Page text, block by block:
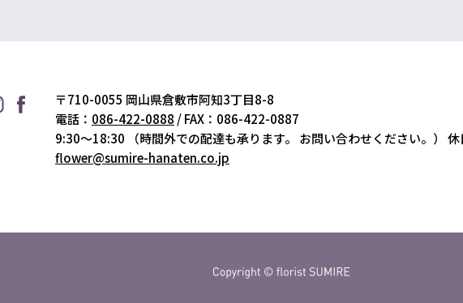
〒710-0055 岡山県倉敷市阿知3丁目8-8
電話： 086-422-0888 / FAX：086-422-0887
9:30～18:30
（時間外での配達も承ります。 お問い合わせください。）
休
flower@sumire-hanaten.co.jp